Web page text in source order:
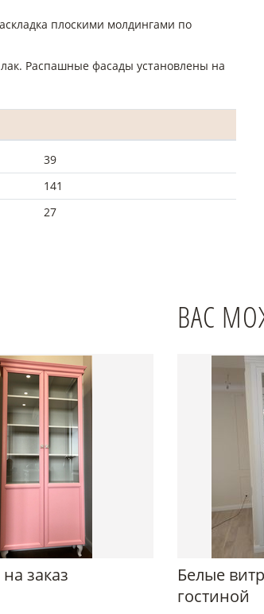
плоскими молдингами по
Распашные фасады установлены на
39
141
27
заказ
ВАС
Белые
гостиной